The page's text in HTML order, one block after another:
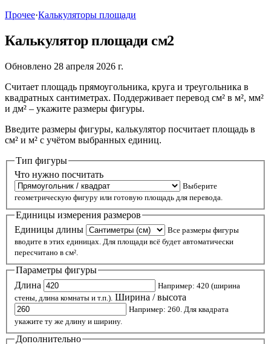
Прочее·Калькуляторы площади
Калькулятор площади см2
Обновлено 28 апреля 2026 г.
Считает площадь прямоугольника, круга и треугольника в
квадратных сантиметрах. Поддерживает перевод см² в м², мм²
и дм² – укажите размеры фигуры.
Введите размеры фигуры, калькулятор посчитает площадь в
см² и м² с учётом выбранных единиц.
Тип фигуры
Что нужно посчитать
Выберите
геометрическую фигуру или готовую площадь для перевода.
Единицы измерения размеров
Единицы длины
Все размеры фигуры
вводите в этих единицах. Для площади всё будет автоматически
пересчитано в см².
Параметры фигуры
Длина
Например: 420 (ширина
стены, длина комнаты и т.п.). Ширина / высота
Например: 260. Для квадрата
укажите ту же длину и ширину.
Дополнительно